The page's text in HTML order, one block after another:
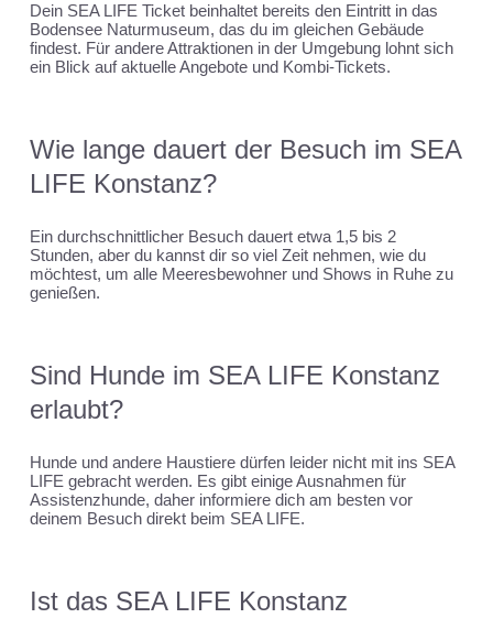
Dein SEA LIFE Ticket beinhaltet bereits den Eintritt in das
Bodensee Naturmuseum, das du im gleichen Gebäude
findest. Für andere Attraktionen in der Umgebung lohnt sich
ein Blick auf aktuelle Angebote und Kombi-Tickets.
Wie lange dauert der Besuch im SEA
LIFE Konstanz?
Ein durchschnittlicher Besuch dauert etwa 1,5 bis 2
Stunden, aber du kannst dir so viel Zeit nehmen, wie du
möchtest, um alle Meeresbewohner und Shows in Ruhe zu
genießen.
Sind Hunde im SEA LIFE Konstanz
erlaubt?
Hunde und andere Haustiere dürfen leider nicht mit ins SEA
LIFE gebracht werden. Es gibt einige Ausnahmen für
Assistenzhunde, daher informiere dich am besten vor
deinem Besuch direkt beim SEA LIFE.
Ist das SEA LIFE Konstanz